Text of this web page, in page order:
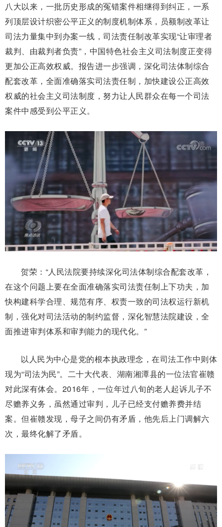
八大以来，一批历史形成的冤错案件相继得到纠正，一系
列顶层设计织密公平正义的制度机制体系，员额制改革让
司法力量集中到办案一线，司法责任制改革实现“让审理者
裁判、由裁判者负责”，中国特色社会主义司法制度正变得
更加公正高效权威。报告进一步强调，深化司法体制综合
配套改革，全面准确落实司法责任制，加快建设公正高效
权威的社会主义司法制度，努力让人民群众在每一个司法
案件中感受到公平正义。
贺荣：“人民法院要持续深化司法体制综合配套改革，
在这个问题上要在全面准确落实司法责任制上下功夫，加
快构建科学合理、规范有序、权责一致的司法权运行新机
制，强化对司法活动的制约监督，深化智慧法院建设，全
面推进审判体系和审判能力的现代化。”
以人民为中心是党的根本执政理念，在司法工作中则体
现为“司法为民”。二十大代表、湖南湘潭县的一位法官崔赣
对此深有体会。2016年，一位年过八旬的老人起诉儿子不
尽赡养义务，虽然通过审判，儿子已经支付赡养费并结
案。但崔赣发现，母子之间仍有矛盾，他先后上门调解六
次，最终化解了矛盾。